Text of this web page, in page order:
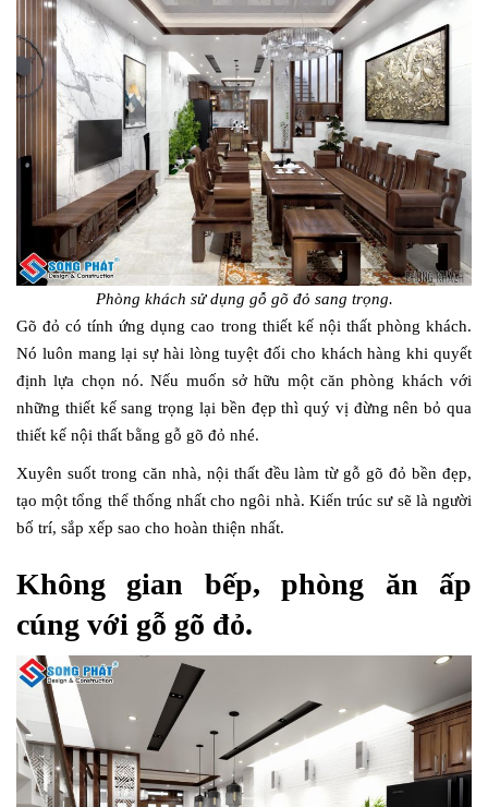
Phòng khách sử dụng gỗ gõ đỏ sang trọng.
Gõ đỏ có tính ứng dụng cao trong thiết kế nội thất phòng khách.
Nó luôn mang lại sự hài lòng tuyệt đối cho khách hàng khi quyết
định lựa chọn nó. Nếu muốn sở hữu một căn phòng khách với
những thiết kế sang trọng lại bền đẹp thì quý vị đừng nên bỏ qua
thiết kế nội thất bằng gỗ gõ đỏ nhé.
Xuyên suốt trong căn nhà, nội thất đều làm từ gỗ gõ đỏ bền đẹp,
tạo một tổng thể thống nhất cho ngôi nhà. Kiến trúc sư sẽ là người
bố trí, sắp xếp sao cho hoàn thiện nhất.
Không gian bếp, phòng ăn ấp
cúng với gỗ gõ đỏ.